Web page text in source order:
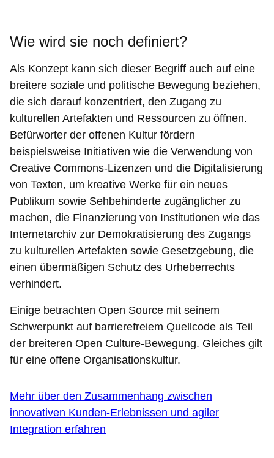
Wie wird sie noch definiert?
Als Konzept kann sich dieser Begriff auch auf eine
breitere soziale und politische Bewegung beziehen,
die sich darauf konzentriert, den Zugang zu
kulturellen Artefakten und Ressourcen zu öffnen.
Befürworter der offenen Kultur fördern
beispielsweise Initiativen wie die Verwendung von
Creative Commons-Lizenzen und die Digitalisierung
von Texten, um kreative Werke für ein neues
Publikum sowie Sehbehinderte zugänglicher zu
machen, die Finanzierung von Institutionen wie das
Internetarchiv zur Demokratisierung des Zugangs
zu kulturellen Artefakten sowie Gesetzgebung, die
einen übermäßigen Schutz des Urheberrechts
verhindert.
Einige betrachten Open Source mit seinem
Schwerpunkt auf barrierefreiem Quellcode als Teil
der breiteren Open Culture-Bewegung. Gleiches gilt
für eine offene Organisationskultur.
Mehr über den Zusammenhang zwischen
innovativen Kunden-Erlebnissen und agiler
Integration erfahren